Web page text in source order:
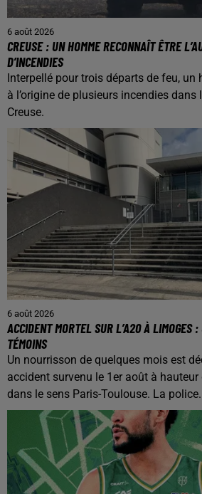
6 août 2026
CREUSE : UN HOMME RECONNAÎT ÊTRE
D’INCENDIES
Interpellé pour trois départs de feu, un
à l’origine de plusieurs incendies dans
Creuse.
6 août 2026
ACCIDENT MORTEL SUR L’A20 À LIMOGES
TÉMOINS
Un nourrisson de quelques mois est
accident survenu le 1er août à hauteur
dans le sens Paris-Toulouse. La